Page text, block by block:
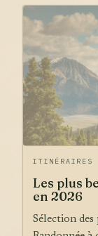
ITINÉRAIRES
Les plus
en 2026
Sélection des plus beaux sentiers de Grande